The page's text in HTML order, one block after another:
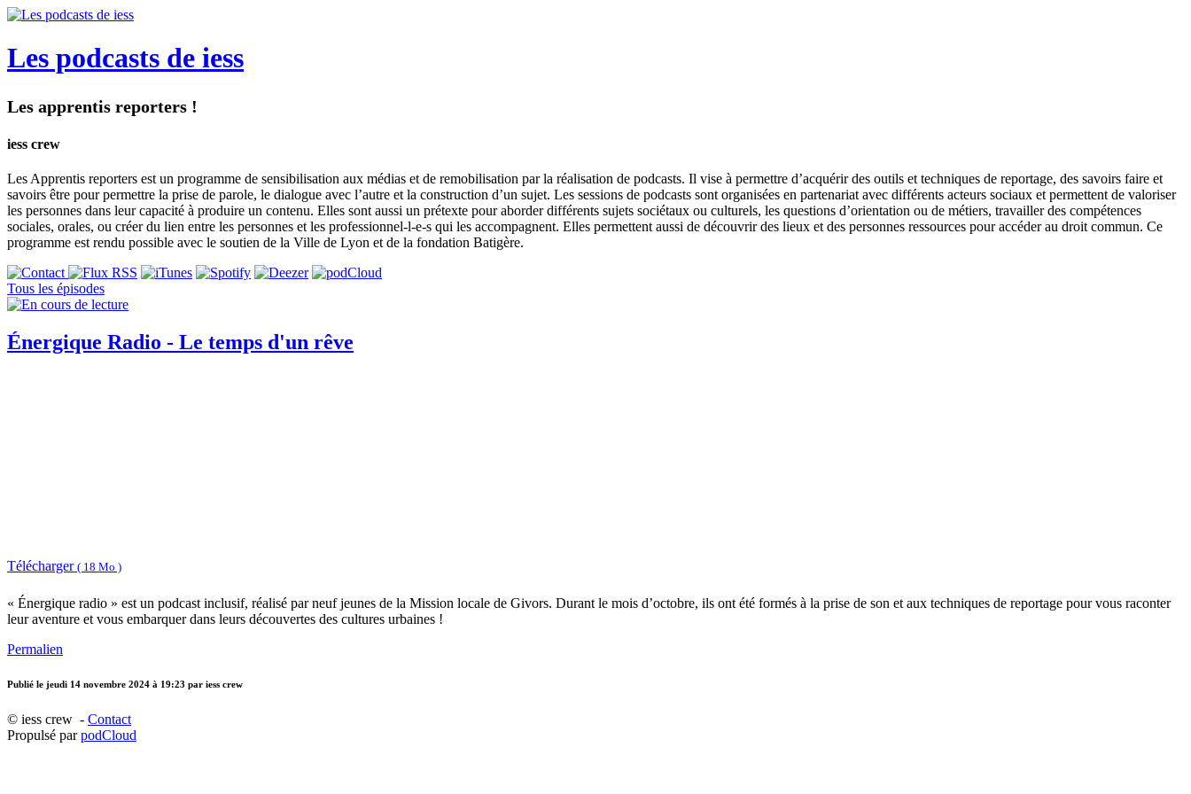
Les podcasts de iess
Les apprentis reporters !
iess crew
Les Apprentis reporters est un programme de sensibilisation aux médias et de remobilisation par la réalisation de podcasts. Il vise à permettre d’acquérir des outils et techniques de reportage, des savoirs faire et
savoirs être pour permettre la prise de parole, le dialogue avec l’autre et la construction d’un sujet. Les sessions de podcasts sont organisées en partenariat avec différents acteurs sociaux et permettent de valoriser
les personnes dans leur capacité à produire un contenu. Elles sont aussi un prétexte pour aborder différents sujets sociétaux ou culturels, les questions d’orientation ou de métiers, travailler des compétences
sociales, orales, ou créer du lien entre les personnes et les professionnel-l-e-s qui les accompagnent. Elles permettent aussi de découvrir des lieux et des personnes ressources pour accéder au droit commun. Ce
programme est rendu possible avec le soutien de la Ville de Lyon et de la fondation Batigère.
Tous les épisodes
Énergique Radio - Le temps d'un rêve
Télécharger ( 18 Mo )
« Énergique radio » est un podcast inclusif, réalisé par neuf jeunes de la Mission locale de Givors. Durant le mois d’octobre, ils ont été formés à la prise de son et aux techniques de reportage pour vous raconter
leur aventure et vous embarquer dans leurs découvertes des cultures urbaines !
Permalien
Publié le jeudi 14 novembre 2024 à 19:23 par iess crew
© iess crew - Contact
Propulsé parpodCloud